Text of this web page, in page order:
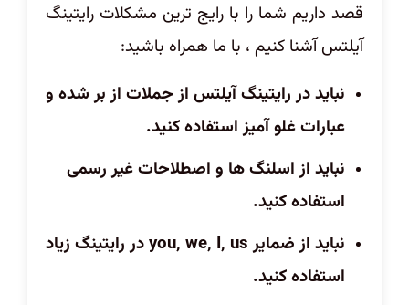
قصد داریم شما را با رایج ترین مشکلات رایتینگ
آیلتس آشنا کنیم ، با ما همراه باشید:
نباید در رایتینگ آیلتس از جملات از بر شده و
عبارات غلو آمیز استفاده کنید.
نباید از اسلنگ ها و اصطلاحات غیر رسمی
استفاده کنید.
نباید از ضمایرyou, we, I, usدر رایتینگ زیاد
استفاده کنید.